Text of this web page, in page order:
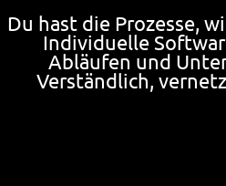
Du hast die Prozesse,
Individuelle
Abläufen und
Verständlich,